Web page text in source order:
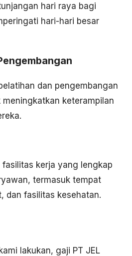
hari raya bagi
hari-hari besar
dan pengembangan
keterampilan
fasilitas kerja yang lengkap
termasuk tempat
dan fasilitas kesehatan.
lakukan, gaji PT JEL